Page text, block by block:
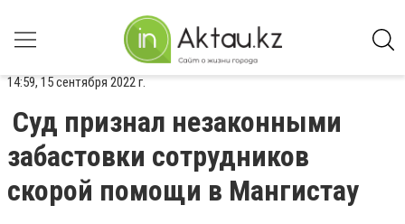
14:59, 15 сентября 2022 г.
Суд признал незаконными
забастовки сотрудников
скорой помощи в Мангистау